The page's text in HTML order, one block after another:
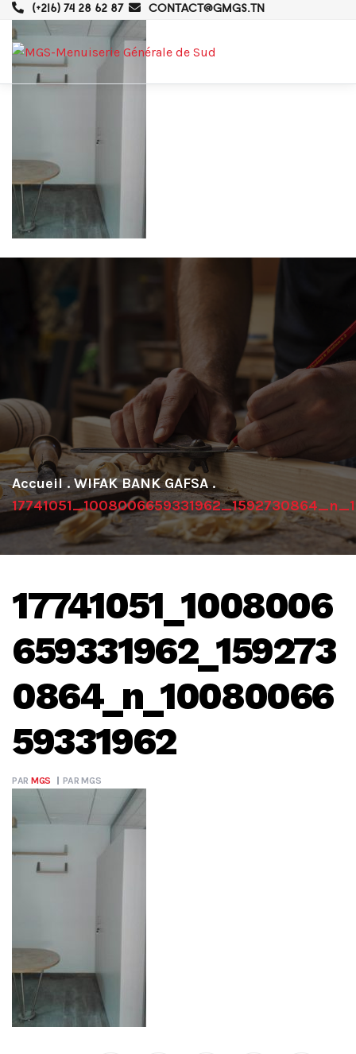
(+216) 74 28 62 87 CONTACT@GMGS.TN
. WIFAK BANK GAFSA .
17741051_1008006
659331962_159273
0864_n_10080066
59331962
PAR MGS PARMGS